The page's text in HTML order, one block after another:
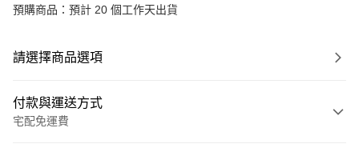
預購商品：預計 20 個工作天出貨
請選擇商品選項
付款與運送方式
宅配免運費